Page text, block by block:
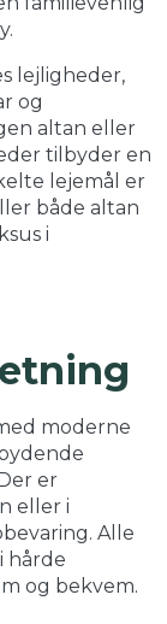
lejligheder,
og
altan eller
tilbyder en
lejemål er
både altan
i
moderne
er
eller i
Alle
hårde
og bekvem.